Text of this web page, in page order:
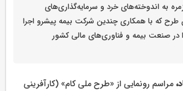
به اندوخته‌های خرد و سرمایه‌گذاری‌های
طرح که با همکاری چندین شرکت بیمه پیشرو اجرا
در صنعت بیمه و فناوری‌های مالی کشور
مراسم رونمایی از «طرح ملی کام» (کارآفرینی